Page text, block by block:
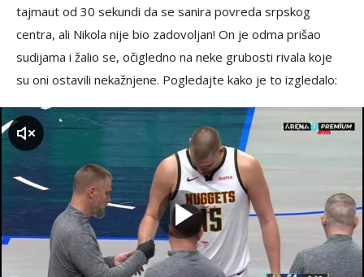
tajmaut od 30 sekundi da se sanira povreda srpskog
centra, ali Nikola nije bio zadovoljan! On je odma prišao
sudijama i žalio se, očigledno na neke grubosti rivala koje
su oni ostavili nekažnjene. Pogledajte kako je to izgledalo: